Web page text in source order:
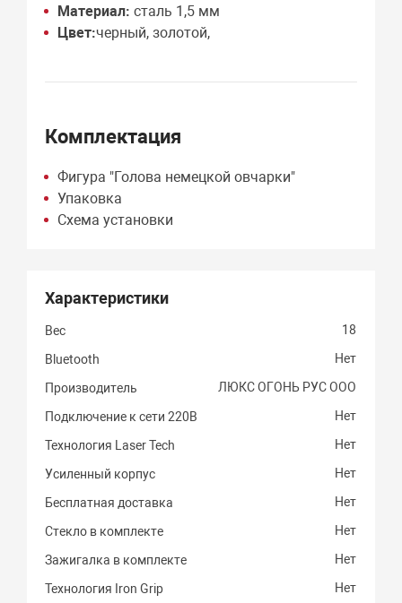
Материал: сталь 1,5 мм
Цвет:черный, золотой,
Комплектация
Фигура "Голова немецкой овчарки"
Упаковка
Схема установки
Характеристики
Вес 18
Bluetooth Нет
Производитель ЛЮКС ОГОНЬ РУС ООО
Подключение к сети 220В Нет
Технология Laser Tech Нет
Усиленный корпус Нет
Бесплатная доставка Нет
Стекло в комплекте Нет
Зажигалка в комплекте Нет
Технология Iron Grip Нет